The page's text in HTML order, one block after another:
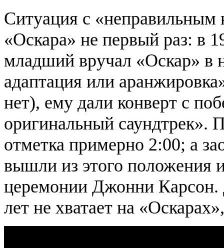
Ситуация с «неправильным
«Оскара» не первый раз: в
младший вручал «Оскар»
адаптация или
нет), ему дали конверт с
оригинальный саундтрек».
отметка примерно 2:00; а
вышли из этого
церемонии Джонни
лет не хватает на